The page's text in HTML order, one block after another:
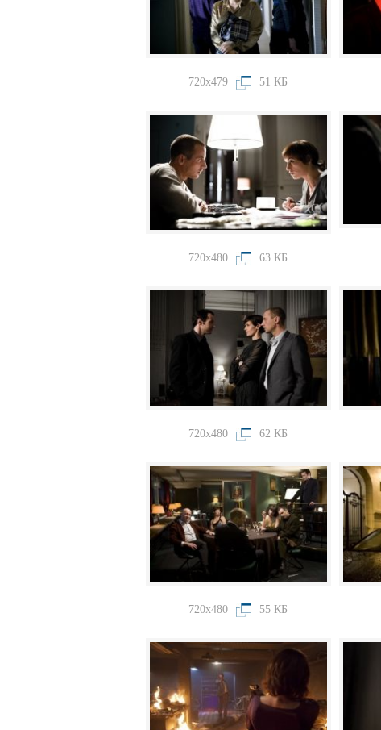
720x479 51 КБ
720x480 63 КБ
720x480 62 КБ
720x480 55 КБ